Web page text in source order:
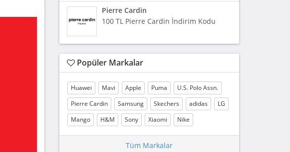
Pierre Cardin
100 TL Pierre Cardin İndirim Kodu
Popüler Markalar
Huawei Mavi Apple Puma
U.S. Polo Assn.
Pierre Cardin
Samsung Skechers adidas
LG
Mango
H&M Sony Xiaomi Nike
Tüm Markalar